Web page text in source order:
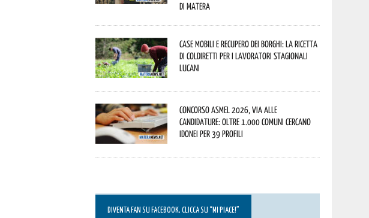
di Matera
Case mobili e recupero dei borghi: la ricetta
di Coldiretti per i lavoratori stagionali
lucani
Concorso Asmel 2026, via alle
candidature: oltre 1.000 Comuni cercano
idonei per 39 profili
DIVENTA FAN SU FACEBOOK, CLICCA SU “MI PIACE!”